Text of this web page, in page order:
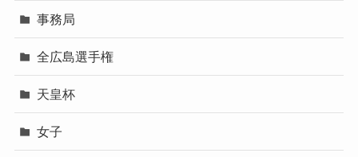
事務局
全広島選手権
天皇杯
女子